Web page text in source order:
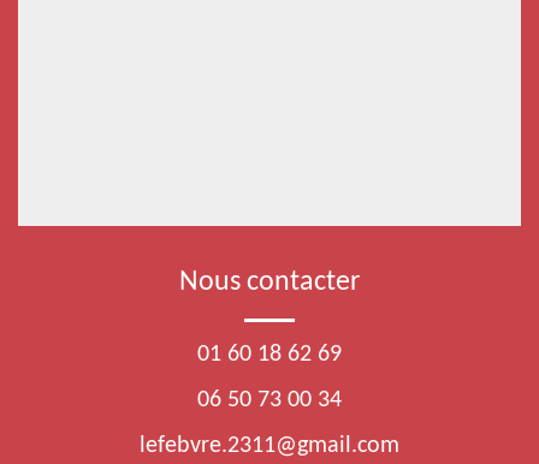
Nous contacter
01 60 18 62 69
06 50 73 00 34
lefebvre.2311@gmail.com